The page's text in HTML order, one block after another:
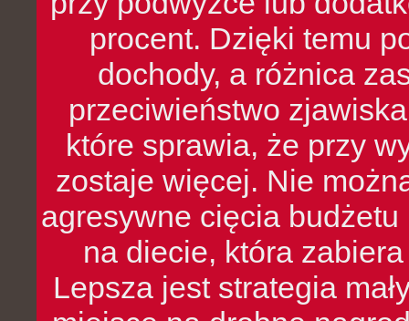
procent. Dzięki temu
dochody, a różnica
przeciwieństwo
które sprawia, że przy
zostaje więcej. Nie
agresywne cięcia
na diecie, która
Lepsza jest strategia